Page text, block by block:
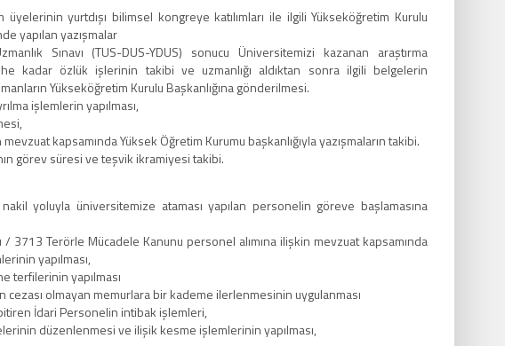
yurtdışı bilimsel kongreye katılımları ile ilgili Yükseköğretim Kurulu
yapılan yazışmalar
Sınavı (TUS-DUS-YDUS) sonucu Üniversitemizi kazanan araştırma
kadar özlük işlerinin takibi ve uzmanlığı aldıktan sonra ilgili belgelerin
Yükseköğretim Kurulu Başkanlığına gönderilmesi.
işlemlerin yapılması,
kapsamında Yüksek Öğretim Kurumu başkanlığıyla yazışmaların takibi.
görev süresi ve teşvik ikramiyesi takibi.
yoluyla üniversitemize ataması yapılan personelin göreve başlamasına
3713 Terörle Mücadele Kanunu personel alımına ilişkin mevzuat kapsamında
yapılması,
terfilerinin yapılması
cezası olmayan memurlara bir kademe ilerlenmesinin uygulanması
İdari Personelin intibak işlemleri,
düzenlenmesi ve ilişik kesme işlemlerinin yapılması,